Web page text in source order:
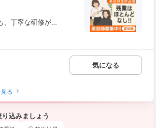
丁寧な研修が...
気になる
る
込みましょう